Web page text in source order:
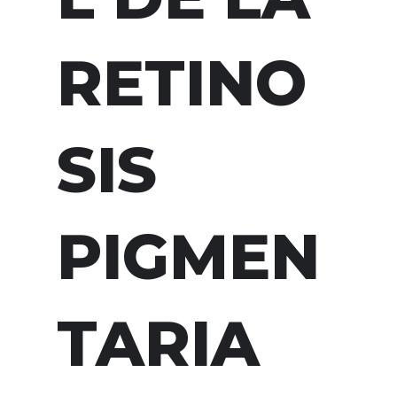
RETINO
SIS
PIGMEN
TARIA